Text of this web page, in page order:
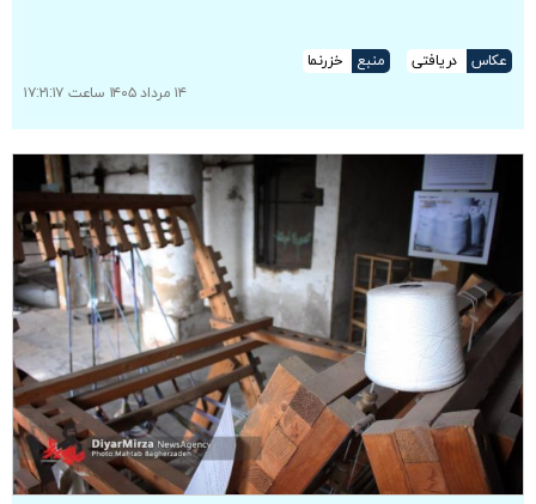
عکاس دریافتی منبع
خزرنما
۱۴ مرداد ۱۴۰۵ ساعت ۱۷:۲۱:۱۷